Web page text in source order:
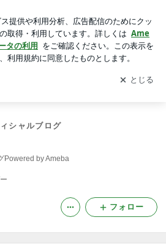
ブログの更新通知
を受け取りまし
開く
シャルブログ
by Ameba
フォロー